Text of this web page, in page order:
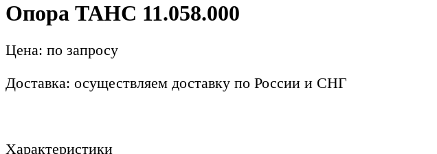
Опора ТАНС 11.058.000
Цена: по запросу
Доставка: осуществляем доставку по России и СНГ
Характеристики